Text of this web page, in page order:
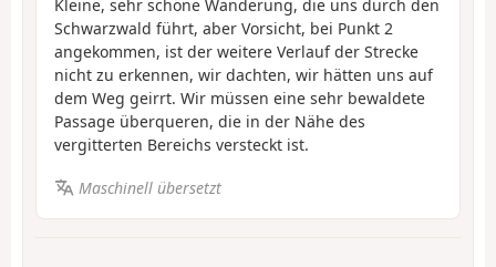
Kleine, sehr schöne Wanderung, die uns durch den
Schwarzwald führt, aber Vorsicht, bei Punkt 2
angekommen, ist der weitere Verlauf der Strecke
nicht zu erkennen, wir dachten, wir hätten uns auf
dem Weg geirrt. Wir müssen eine sehr bewaldete
Passage überqueren, die in der Nähe des
vergitterten Bereichs versteckt ist.
Maschinell übersetzt